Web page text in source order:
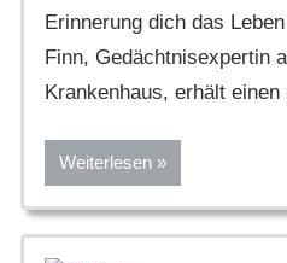
Erinnerung dich das
Finn, Gedächtnisexpertin
Krankenhaus, erhält
Weiterlesen